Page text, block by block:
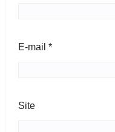
E-mail *
Site